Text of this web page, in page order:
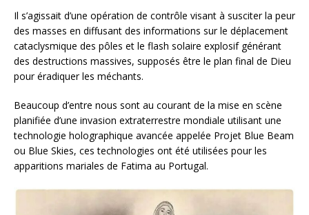
Il s’agissait d’une opération de contrôle visant à susciter la peur
des masses en diffusant des informations sur le déplacement
cataclysmique des pôles et le flash solaire explosif générant
des destructions massives, supposés être le plan final de Dieu
pour éradiquer les méchants.
Beaucoup d’entre nous sont au courant de la mise en scène
planifiée d’une invasion extraterrestre mondiale utilisant une
technologie holographique avancée appelée Projet Blue Beam
ou Blue Skies, ces technologies ont été utilisées pour les
apparitions mariales de Fatima au Portugal.